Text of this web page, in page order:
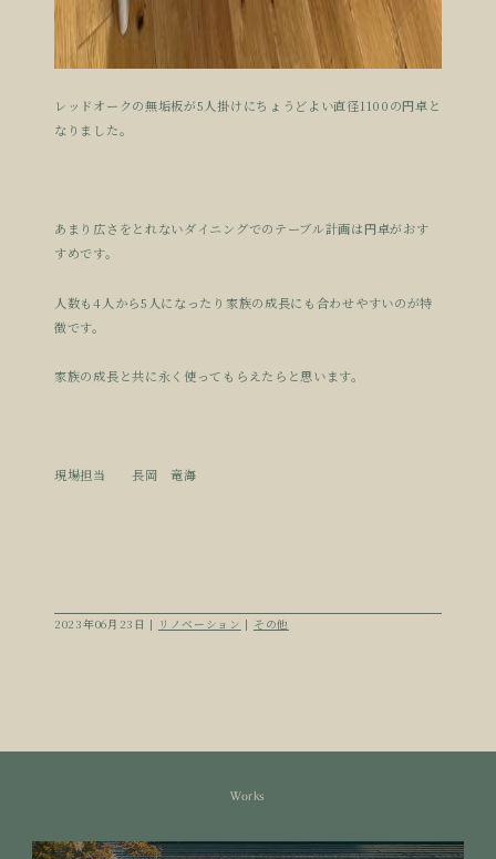
レッドオークの無垢板が5人掛けにちょうどよい直径1100の円卓と
なりました。
あまり広さをとれないダイニングでのテーブル計画は円卓がおす
すめです。
人数も4人から5人になったり家族の成長にも合わせやすいのが特
徴です。
家族の成長と共に永く使ってもらえたらと思います。
現場担当 長岡 竜海
2023年06月23日 | リノベーション | その他
Works